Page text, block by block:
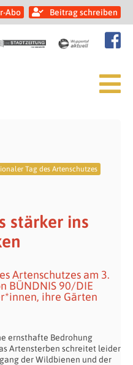
Abo Beitrag schreiben
Tag des Artenschutzes
stärker ins
Artenschutzes am 3.
BÜNDNIS 90/DIE
ihre Gärten
ernsthafte Bedrohung
Artensterben schreitet leider
der Wildbienen und der